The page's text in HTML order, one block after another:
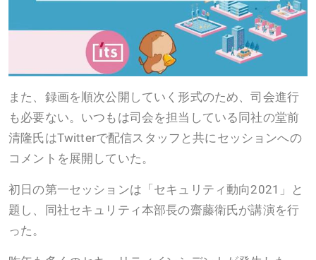
また、録画を順次公開していく形式のため、司会進行
も必要ない。いつもは司会を担当している同社の堂前
清隆氏はTwitterで配信スタッフと共にセッションへの
コメントを展開していた。
初日の第一セッションは「セキュリティ動向2021」と
題し、同社セキュリティ本部長の齋藤衛氏が講演を行
った。